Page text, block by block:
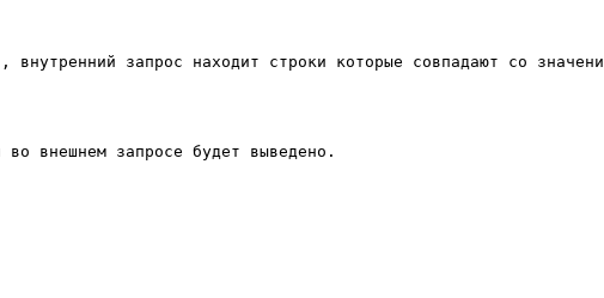
внутренний запрос находит строки которые совпадают со
внешнем запросе будет выведено.